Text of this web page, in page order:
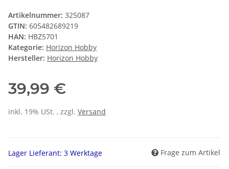
Artikelnummer: 325087
GTIN: 605482689219
HAN: HBZ5701
Kategorie: Horizon Hobby
Hersteller: Horizon Hobby
39,99 €
inkl. 19% USt. , zzgl. Versand
Lager Lieferant: 3 Werktage Frage zum Artikel